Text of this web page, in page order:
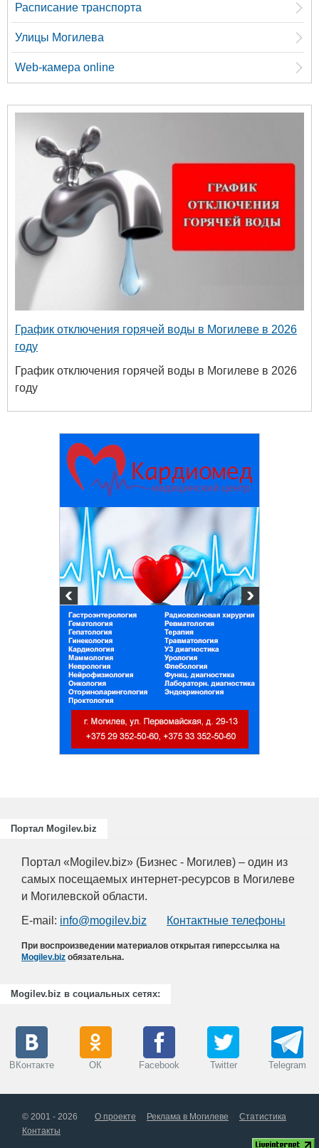
Расписание транспорта
Улицы Могилева
Web-камера online
График отключения горячей воды в Могилеве в 2026
году
График отключения горячей воды в Могилеве в 2026
году
Портал Mogilev.biz
Портал «Mogilev.biz» (Бизнес - Могилев) – один из
самых посещаемых интернет-ресурсов в Могилеве
и Могилевской области.
E-mail: info@mogilev.biz Контактные телефоны
При воспроизведении материалов открытая гиперссылка на
Mogilev.biz обязательна.
Mogilev.biz в социальных сетях:
ВКонтакте ОК Facebook Twitter Telegram
© 2001 - 2026 О проекте Реклама в Могилеве
Статистика
Контакты